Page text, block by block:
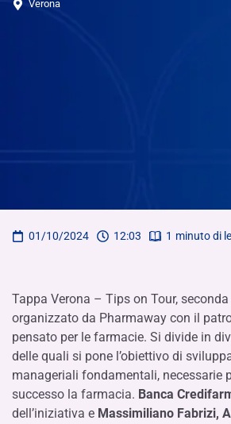
Verona
01/10/2024 12:03 1 minuto di
Tappa Verona – Tips on Tour,
organizzato da Pharmaway con il
pensato per le farmacie. Si divide in
delle quali si pone l’obiettivo di
manageriali fondamentali, necessarie
successo la farmacia. Banca
dell’iniziativa e Massimiliano Fabrizi,